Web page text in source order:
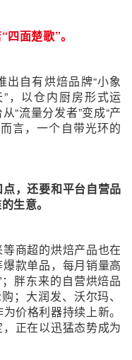
面楚歌”。
自有烘焙品牌“小象
，以仓内厨房形式运
“流量分发者”变成“产
言，一个自带光环的
，还要和平台自营品
生意。
商超的烘焙产品也在
款单品，每月销量高
胖东来的自营烘焙品
；大润发、沃尔玛、
价格利器持续上新。
正在以迅猛态势成为